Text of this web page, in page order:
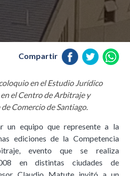
Compartir
en el Estudio Jurídico
el Centro de Arbitraje y
Comercio de Santiago.
un equipo que represente a la
ediciones de la Competencia
evento que se realiza
en distintas ciudades de